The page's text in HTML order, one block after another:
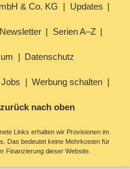
& Co. KG Updates
Newsletter Serien A–Z
Datenschutz
Jobs Werbung schalten
zurück nach oben
Links erhalten wir Provisionen im
Das bedeutet keine Mehrkosten für
Finanzierung dieser Website.